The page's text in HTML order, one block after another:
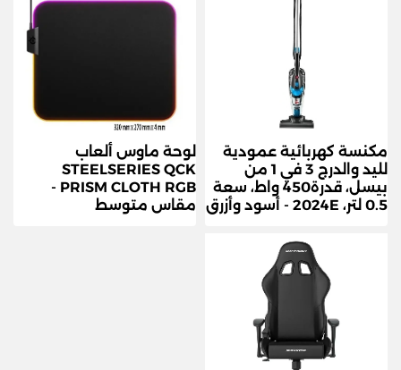
مكنسة كهربائية عمودية
لليد والدرج 3 في 1 من
بيسل، قدرة450 واط، سعة
0.5 لتر، 2024E - أسود وأزرق
لوحة ماوس ألعاب
STEELSERIES QCK
PRISM CLOTH RGB -
مقاس متوسط